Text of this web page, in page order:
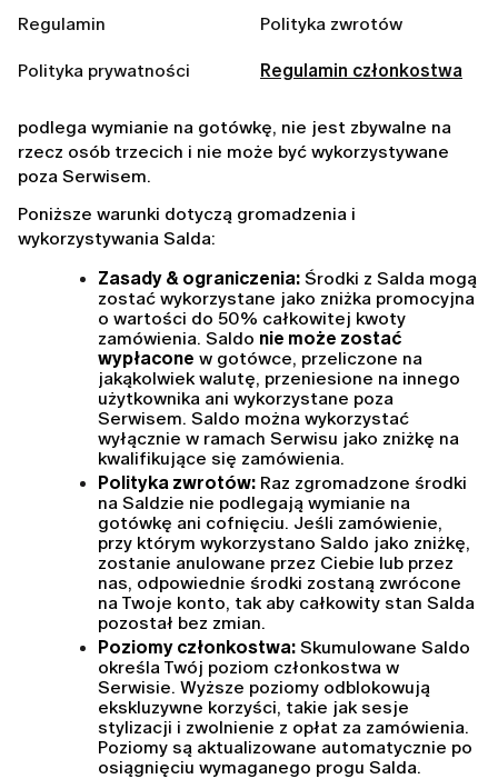
Regulamin Polityka zwrotów
Polityka prywatności Regulamin członkostwa
saldo.
lojalnościowe – poprzez aktywności w ramach
podlega wymianie na gotówkę, nie jest zbywalne na
rzecz osób trzecich i nie może być wykorzystywane
poza Serwisem.
Poniższe warunki dotyczą gromadzenia i
wykorzystywania Salda:
Zasady & ograniczenia: Środki z Salda mogą
zostać wykorzystane jako zniżka promocyjna
o wartości do 50% całkowitej kwoty
zamówienia. Saldo nie może zostać
wypłacone w gotówce, przeliczone na
jakąkolwiek walutę, przeniesione na innego
użytkownika ani wykorzystane poza
Serwisem. Saldo można wykorzystać
wyłącznie w ramach Serwisu jako zniżkę na
kwalifikujące się zamówienia.
Polityka zwrotów: Raz zgromadzone środki
na Saldzie nie podlegają wymianie na
gotówkę ani cofnięciu. Jeśli zamówienie,
przy którym wykorzystano Saldo jako zniżkę,
zostanie anulowane przez Ciebie lub przez
nas, odpowiednie środki zostaną zwrócone
na Twoje konto, tak aby całkowity stan Salda
pozostał bez zmian.
Poziomy członkostwa: Skumulowane Saldo
określa Twój poziom członkostwa w
Serwisie. Wyższe poziomy odblokowują
ekskluzywne korzyści, takie jak sesje
stylizacji i zwolnienie z opłat za zamówienia.
Poziomy są aktualizowane automatycznie po
osiągnięciu wymaganego progu Salda.